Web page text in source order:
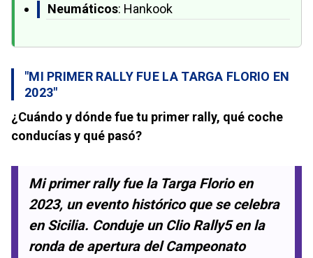
Neumáticos: Hankook
"MI PRIMER RALLY FUE LA TARGA FLORIO EN
2023"
¿Cuándo y dónde fue tu primer rally, qué coche
conducías y qué pasó?
Mi primer rally fue la Targa Florio en
2023, un evento histórico que se celebra
en Sicilia. Conduje un Clio Rally5 en la
ronda de apertura del Campeonato